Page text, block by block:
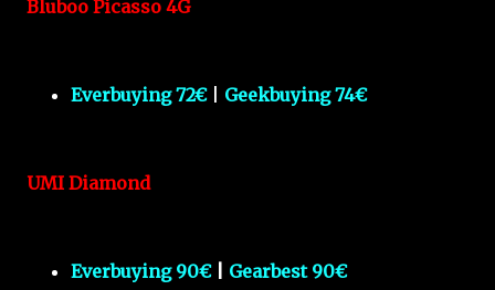
Bluboo Picasso 4G
Everbuying 72€| Geekbuying 74€
UMI Diamond
Everbuying 90€| Gearbest 90€